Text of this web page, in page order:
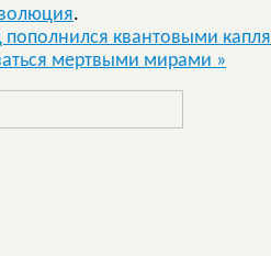
.
пополнился квантовыми
мертвыми мирами »